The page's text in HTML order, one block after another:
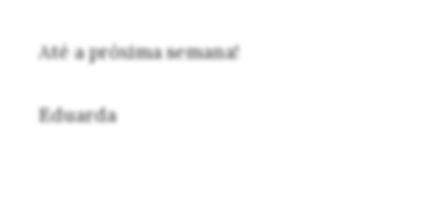
Até a próxima semana!
Eduarda